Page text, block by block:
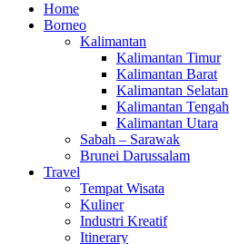
Home
Borneo
Kalimantan
Kalimantan Timur
Kalimantan Barat
Kalimantan Selatan
Kalimantan Tengah
Kalimantan Utara
Sabah – Sarawak
Brunei Darussalam
Travel
Tempat Wisata
Kuliner
Industri Kreatif
Itinerary